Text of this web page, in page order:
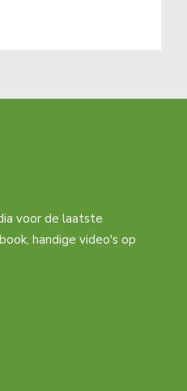
voor de laatste
handige video's op